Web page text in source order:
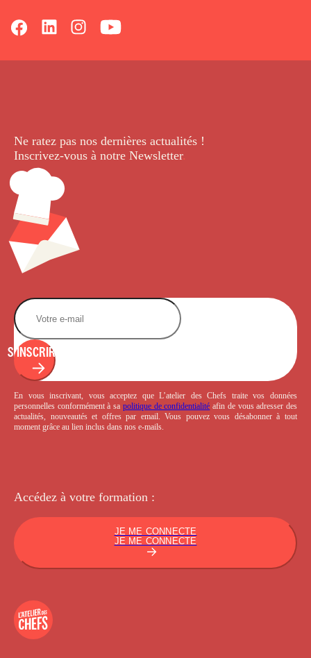
Ne ratez pas nos dernières actualités !
Inscrivez-vous à notre Newsletter.
S'INSCRIRE
En vous inscrivant, vous acceptez que L’atelier des Chefs traite vos données
personnelles conformément à sa politique de confidentialité afin de vous adresser des
actualités, nouveautés et offres par email. Vous pouvez vous désabonner à tout
moment grâce au lien inclus dans nos e-mails.
Accédez à votre formation :
JE ME CONNECTE
JE ME CONNECTE